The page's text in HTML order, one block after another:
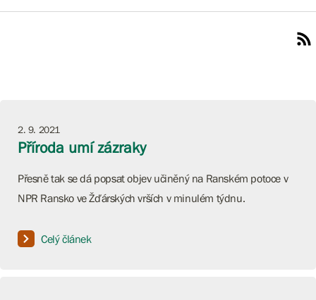
2. 9. 2021
Příroda umí zázraky
Přesně tak se dá popsat objev učiněný na Ranském potoce v
NPR Ransko ve Žďárských vrších v minulém týdnu.
Celý článek